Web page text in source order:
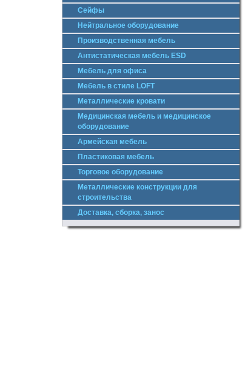
Сейфы
Нейтральное оборудование
Производственная мебель
Антистатическая мебель ESD
Мебель для офиса
Мебель в стиле LOFT
Металлические кровати
Медицинская мебель и медицинское
оборудование
Армейская мебель
Пластиковая мебель
Торговое оборудование
Металлические конструкции для
строительства
Доставка, сборка, занос